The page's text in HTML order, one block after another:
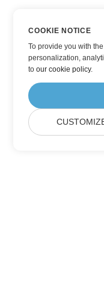
COOKIE NOTICE
To provide you with
personalization,
toour cookie policy.